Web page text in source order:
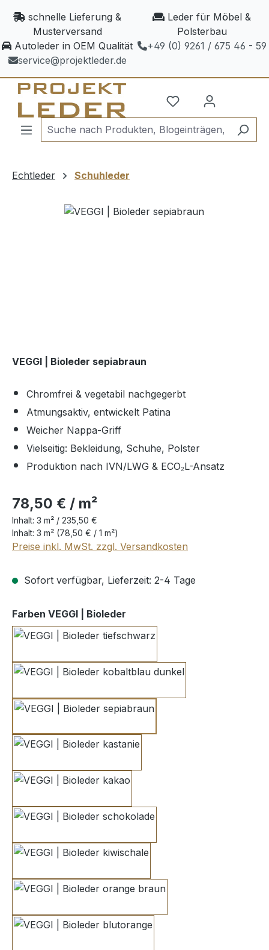
Zum Hauptinhalt springen
schnelle Lieferung &
Musterversand
Leder für Möbel &
Polsterbau
Autoleder in OEM Qualität
+49 (0) 9261 / 675 46 - 59
service@projektleder.de
Echtleder Schuhleder
Bildergalerie überspringen
VEGGI | Bioleder sepiabraun
Chromfrei & vegetabil nachgegerbt
Atmungsaktiv, entwickelt Patina
Weicher Nappa-Griff
Vielseitig: Bekleidung, Schuhe, Polster
Produktion nach IVN/LWG & ECO₂L-Ansatz
78,50 € / m²
Inhalt: 3 m² / 235,50 €
Inhalt: 3 m² (78,50 € / 1 m²)
Preise inkl. MwSt. zzgl. Versandkosten
Sofort verfügbar, Lieferzeit: 2-4 Tage
Farben VEGGI | Bioleder